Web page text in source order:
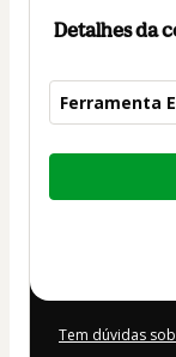
Detalhes da
Ferramenta
Total
Tem dúvidas